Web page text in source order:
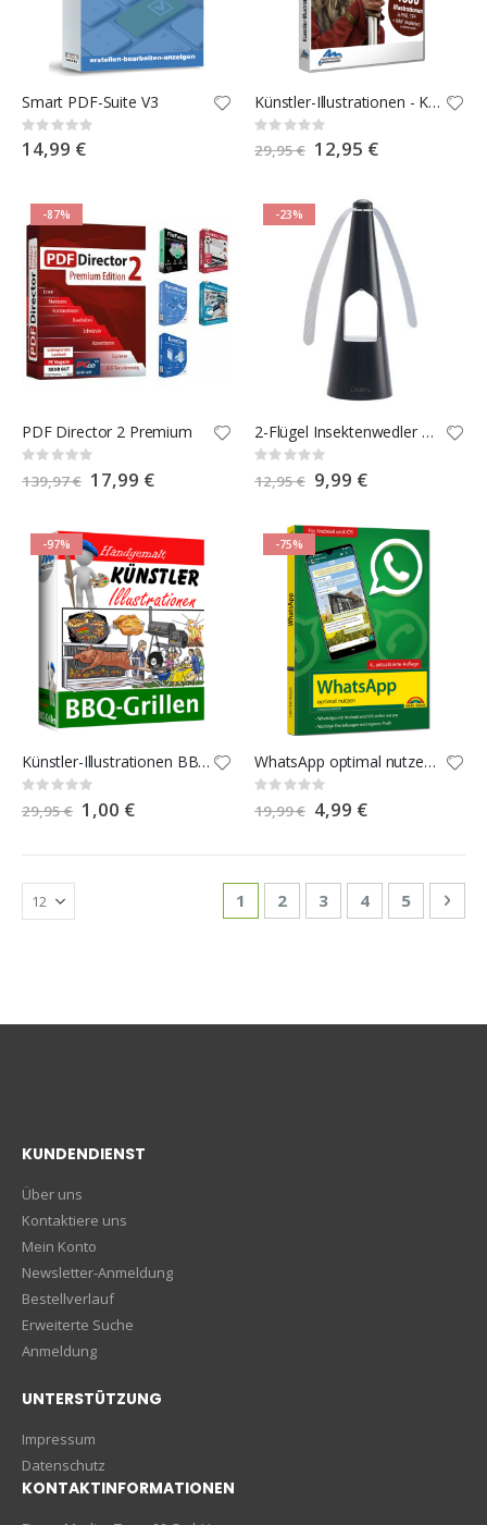
Smart PDF-Suite V3
Rating:
0%
14,99 €
Künstler-Illustrationen - Keltische Zeichen
Rating:
0%
29,95 € Special
Price
12,95 €
-87%
PDF Director 2 Premium
Rating:
0%
139,97 € Special
Price
17,99 €
-23%
2-Flügel Insektenwedler mit LED-Beleuchtung
Rating:
0%
12,95 € Special
Price
9,99 €
-97%
Künstler-Illustrationen BBQ-Grillen
Rating:
0%
29,95 € Special
Price
1,00 €
-75%
WhatsApp optimal nutzen - 4. Auflage
Rating:
0%
19,99 € Special
Price
4,99 €
Seite
Sie lesen gerade die Seite
1 Seite
2 Seite
3 Seite
4 Seite
5
KUNDENDIENST
Über uns
Kontaktiere uns
Mein Konto
Newsletter-Anmeldung
Bestellverlauf
Erweiterte Suche
Anmeldung
UNTERSTÜTZUNG
Impressum
Datenschutz
KONTAKTINFORMATIONEN